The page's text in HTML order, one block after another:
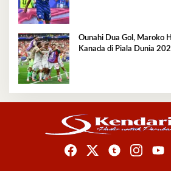
Ounahi Dua Gol, Maroko
Kanada di Piala Dunia